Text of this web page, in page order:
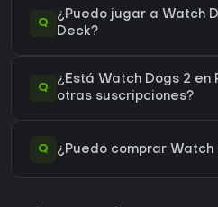
Q
¿Puedo jugar a Watch
Deck?
Q
¿Está Watch Dogs 2 en
otras suscripciones?
Q ¿Puedo comprar Watch